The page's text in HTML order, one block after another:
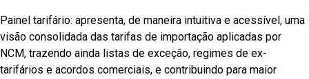
Painel tarifário: apresenta, de maneira intuitiva e acessível, uma
visão consolidada das tarifas de importação aplicadas por
NCM, trazendo ainda listas de exceção, regimes de ex-
tarifários e acordos comerciais, e contribuindo para maior